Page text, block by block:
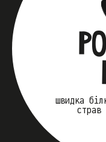
швидка